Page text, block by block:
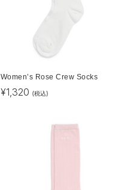
Women’s Rose Crew Socks
¥1,320 (税込)